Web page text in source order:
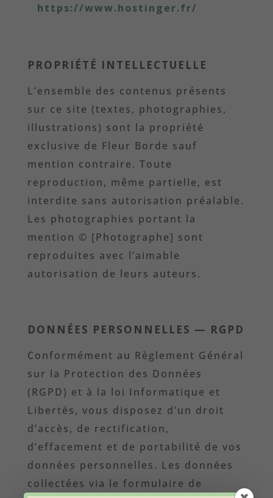
https://www.hostinger.fr/
PROPRIÉTÉ INTELLECTUELLE
L’ensemble des contenus présents
sur ce site (textes, photographies,
illustrations) sont la propriété
exclusive de Fleur Borde sauf
mention contraire. Toute
reproduction, même partielle, est
interdite sans autorisation préalable.
Les photographies portant la
mention © [Photographe] sont
reproduites avec l’aimable
autorisation de leurs auteurs.
DONNÉES PERSONNELLES — RGPD
Conformément au Règlement Général
sur la Protection des Données
(RGPD) et à la loi Informatique et
Libertés, vous disposez d’un droit
d’accès, de rectification,
d’effacement et de portabilité de vos
données personnelles. Les données
collectées via le formulaire de